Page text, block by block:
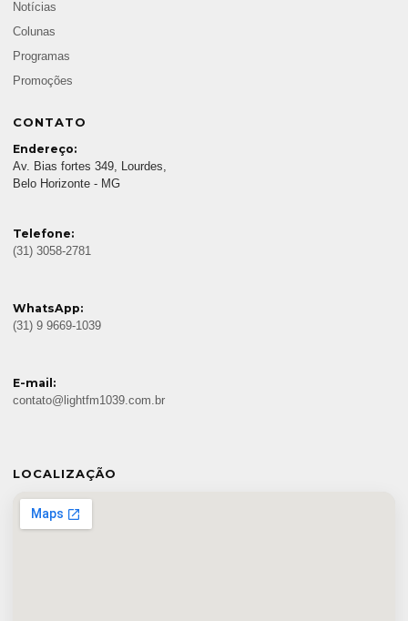
Notícias
Colunas
Programas
Promoções
CONTATO
Endereço:
Av. Bias fortes 349, Lourdes,
Belo Horizonte - MG
Telefone:
(31) 3058-2781
WhatsApp:
(31) 9 9669-1039
E-mail:
contato@lightfm1039.com.br
LOCALIZAÇÃO